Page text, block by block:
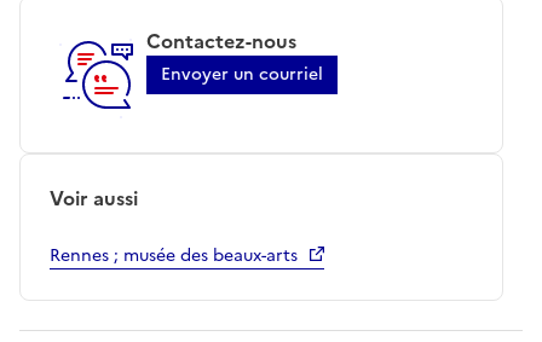
Contactez-nous
Envoyer un courriel
Voir aussi
Rennes ; musée des beaux-arts